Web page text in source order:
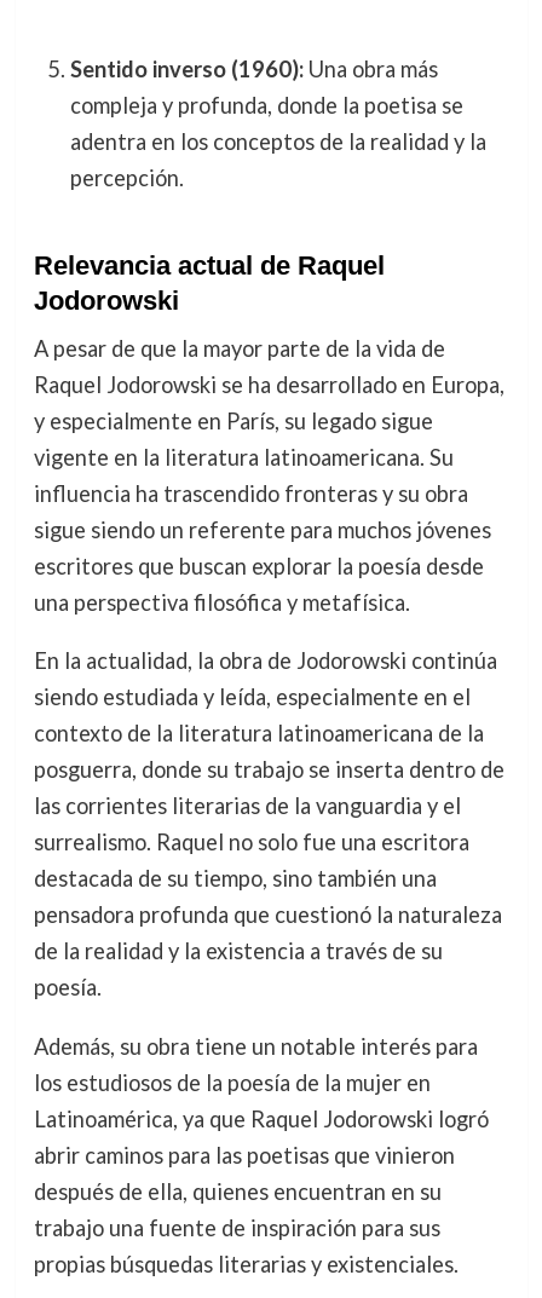
Sentido inverso (1960):Una obra más
compleja y profunda, donde la poetisa se
adentra en los conceptos de la realidad y la
percepción.
Relevancia actual de Raquel
Jodorowski
A pesar de que la mayor parte de la vida de
Raquel Jodorowski se ha desarrollado en Europa,
y especialmente en París, su legado sigue
vigente en la literatura latinoamericana. Su
influencia ha trascendido fronteras y su obra
sigue siendo un referente para muchos jóvenes
escritores que buscan explorar la poesía desde
una perspectiva filosófica y metafísica.
En la actualidad, la obra de Jodorowski continúa
siendo estudiada y leída, especialmente en el
contexto de la literatura latinoamericana de la
posguerra, donde su trabajo se inserta dentro de
las corrientes literarias de la vanguardia y el
surrealismo. Raquel no solo fue una escritora
destacada de su tiempo, sino también una
pensadora profunda que cuestionó la naturaleza
de la realidad y la existencia a través de su
poesía.
Además, su obra tiene un notable interés para
los estudiosos de la poesía de la mujer en
Latinoamérica, ya que Raquel Jodorowski logró
abrir caminos para las poetisas que vinieron
después de ella, quienes encuentran en su
trabajo una fuente de inspiración para sus
propias búsquedas literarias y existenciales.